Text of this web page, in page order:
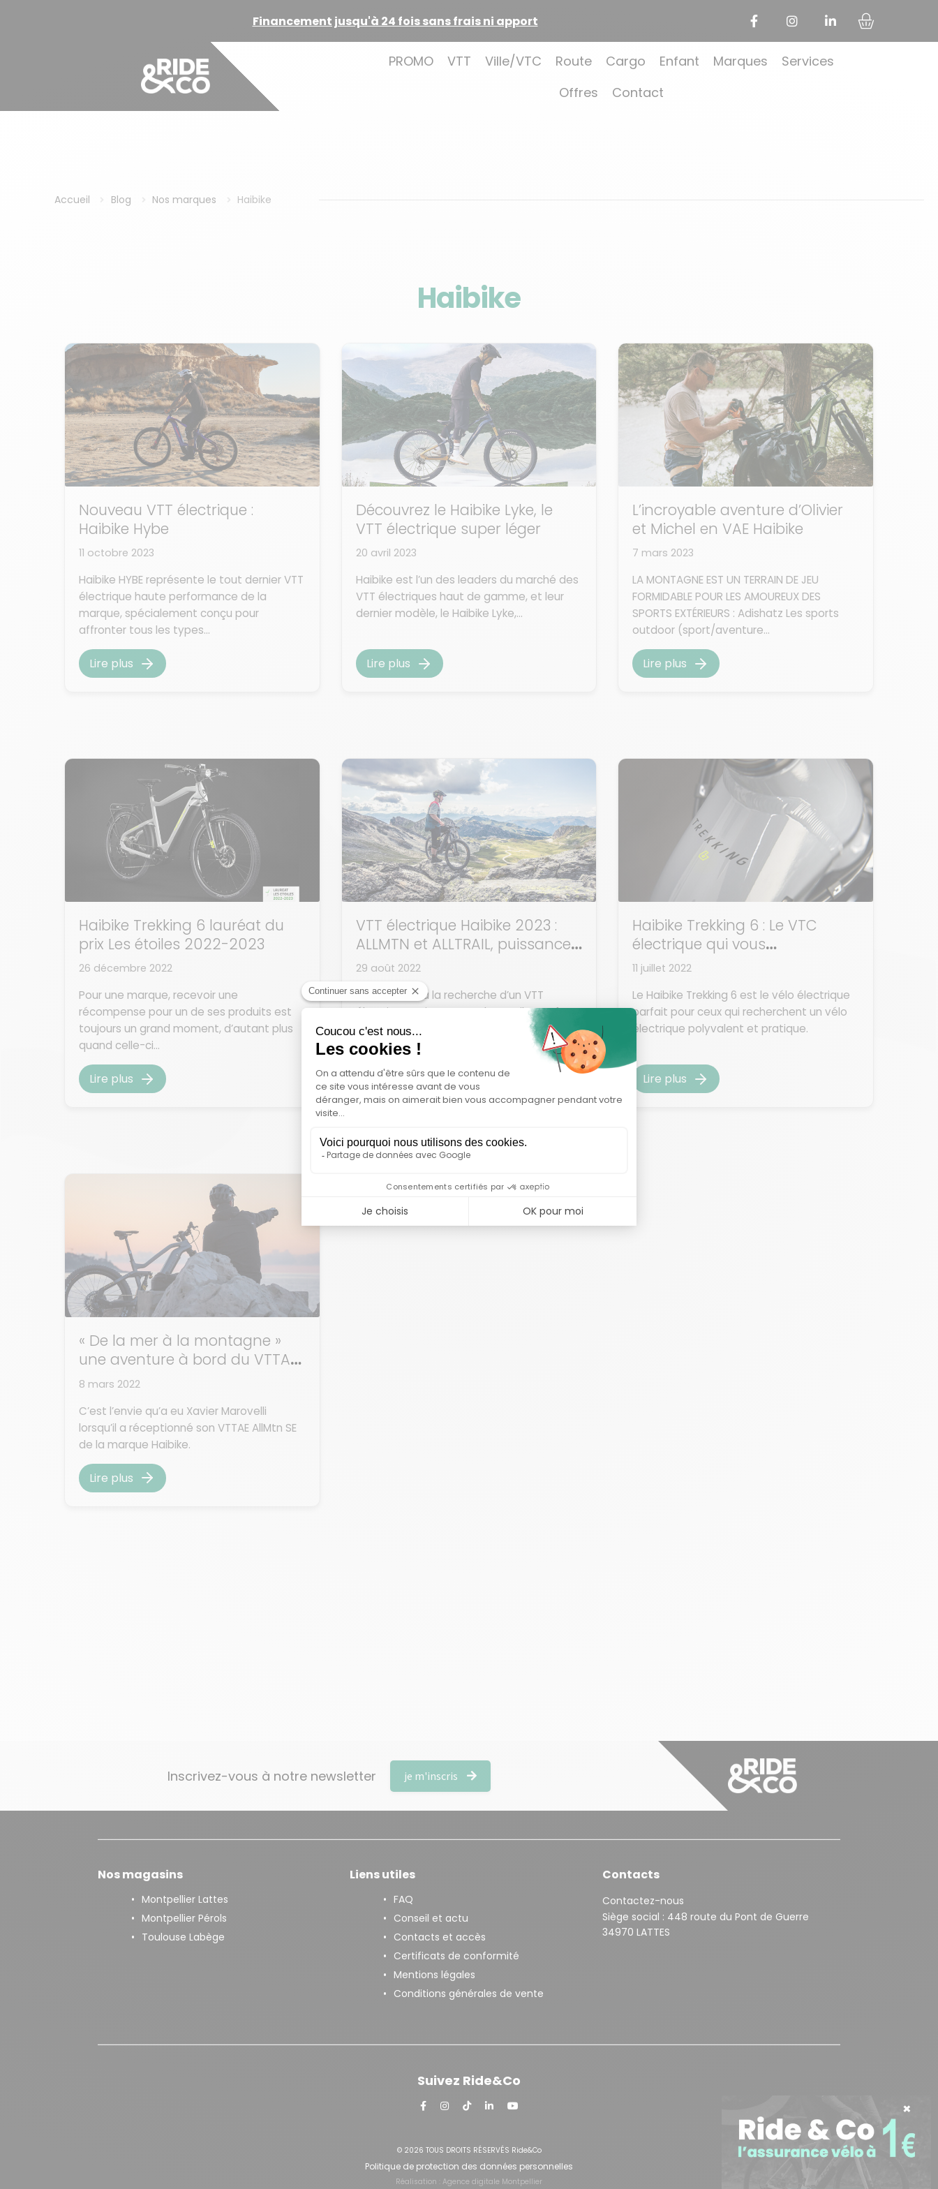
Livraison à domicile sous 7 jours ouvrés
PROMO VTT Ville/VTC Route Cargo Enfant Marques
Services
Offres
Contact
Accueil Blog Nos marques Haibike
Haibike
Nouveau VTT électrique :
Haibike Hybe
11 octobre 2023
Haibike HYBE représente le tout dernier VTT
électrique haute performance de la
marque, spécialement conçu pour
affronter tous les types...
Lire plus
Découvrez le Haibike Lyke, le
VTT électrique super léger
20 avril 2023
Haibike est l’un des leaders du marché des
VTT électriques haut de gamme, et leur
dernier modèle, le Haibike Lyke,...
Lire plus
L’incroyable aventure d’Olivier
et Michel en VAE Haibike
7 mars 2023
LA MONTAGNE EST UN TERRAIN DE JEU
FORMIDABLE POUR LES AMOUREUX DES
SPORTS EXTÉRIEURS : Adishatz Les sports
outdoor (sport/aventure...
Lire plus
Haibike Trekking 6 lauréat du
prix Les étoiles 2022-2023
26 décembre 2022
Pour une marque, recevoir une
récompense pour un de ses produits est
toujours un grand moment, d’autant plus
quand celle-ci...
Lire plus
VTT électrique Haibike 2023 :
ALLMTN et ALLTRAIL, puissance
et robustesse
29 août 2022
Si vous êtes à la recherche d’un VTT
électrique puissant et robuste, il vous faut
un VTT électrique Haibike de...
Lire plus
Haibike Trekking 6 : Le VTC
électrique qui vous
accompagnera au quotidien
11 juillet 2022
Le Haibike Trekking 6 est le vélo électrique
parfait pour ceux qui recherchent un vélo
électrique polyvalent et pratique.
Lire plus
« De la mer à la montagne »
une aventure à bord du VTTAE
AllMtn Se de Haibike
8 mars 2022
C’est l’envie qu’a eu Xavier Marovelli
lorsqu’il a réceptionné son VTTAE AllMtn SE
de la marque Haibike.
Lire plus
Inscrivez-vous à notre newsletter je m'inscris
Nos magasins
Montpellier Lattes
Montpellier Pérols
Toulouse Labège
Liens utiles
FAQ
Conseil et actu
Contacts et accès
Certificats de conformité
Mentions légales
Conditions générales de vente
Contacts
Contactez-nous
Siège social : 448 route du Pont de Guerre
34970 LATTES
Suivez Ride&Co
© 2026 TOUS DROITS RÉSERVÉS Ride&Co
Politique de protection des données personnelles
Réalisation : Agence digitale Montpellier